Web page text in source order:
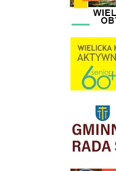
link do strony
link do strony